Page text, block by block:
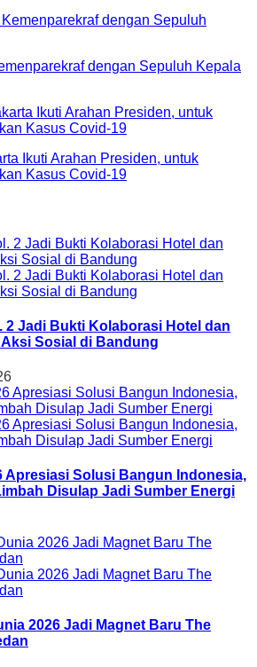
dengan Sepuluh Kepala
Ikuti Arahan Presiden, untuk
Kasus Covid-19
2 Jadi Bukti Kolaborasi Hotel dan
Sosial di Bandung
Apresiasi Solusi Bangun Indonesia,
Disulap Jadi Sumber Energi
2026 Jadi Magnet Baru The